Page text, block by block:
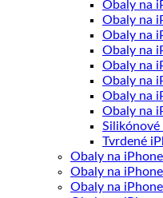
Obaly na
Obaly na
Obaly na
Obaly na
Obaly na
Obaly na
Obaly na
Obaly na
Silikónové
Tvrdené
Obaly na
Obaly na
Obaly na